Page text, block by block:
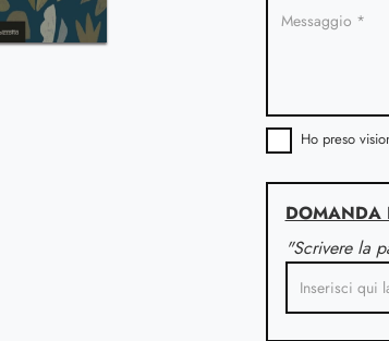
Ho preso
DOMANDA
"Scrivere la